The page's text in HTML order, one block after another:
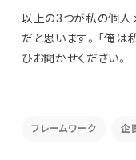
以上の3つが私の個人
だと思います。「俺は
ひお聞かせください。
フレームワーク 企